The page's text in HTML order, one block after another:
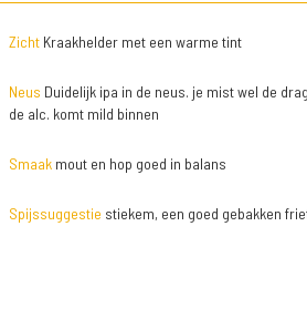
ZichtKraakhelder met een warme tint
Neus Duidelijk ipa in de neus. je mist wel de
de alc. komt mild binnen
Smaakmout en hop goed in balans
Spijssuggestie stiekem, een goed gebakken